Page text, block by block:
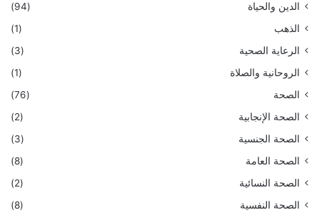
الدين والحياة
(94)
الذهب
(1)
الرعاية الصحية
(3)
الروحانية والصلاة
(1)
الصحة
(76)
الصحة الإنجابية
(2)
الصحة الجنسية
(3)
الصحة العامة
(8)
الصحة النسائية
(2)
الصحة النفسية
(8)